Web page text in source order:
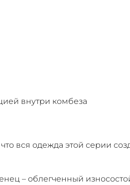
внутри комбеза
вся одежда этой серии
– облегченный